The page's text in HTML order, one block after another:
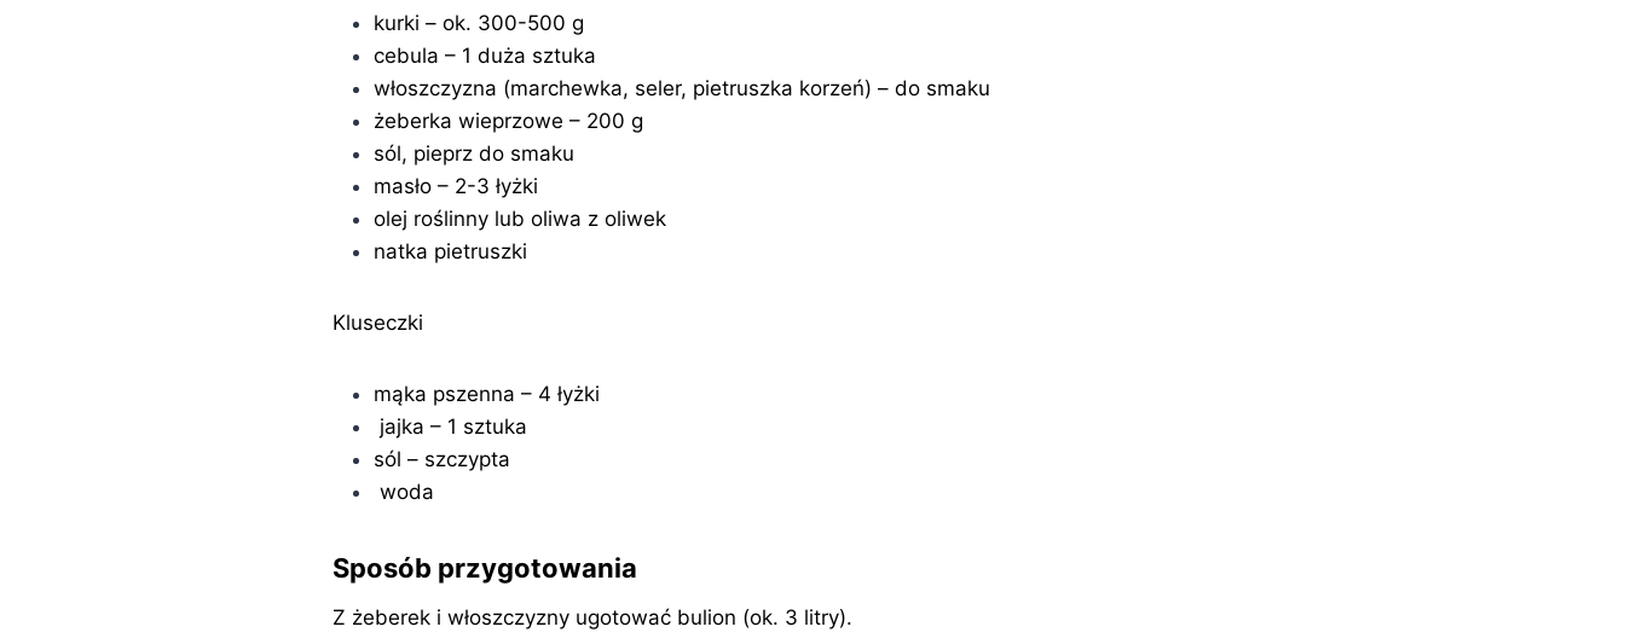
kurki – ok. 300-500 g
cebula – 1 duża sztuka
włoszczyzna (marchewka, seler, pietruszka korzeń) – do smaku
żeberka wieprzowe – 200 g
sól, pieprz do smaku
masło – 2-3 łyżki
olej roślinny lub oliwa z oliwek
natka pietruszki
Kluseczki
mąka pszenna – 4 łyżki
jajka – 1 sztuka
sól – szczypta
woda
Sposób przygotowania
Z żeberek i włoszczyzny ugotować bulion (ok. 3 litry).